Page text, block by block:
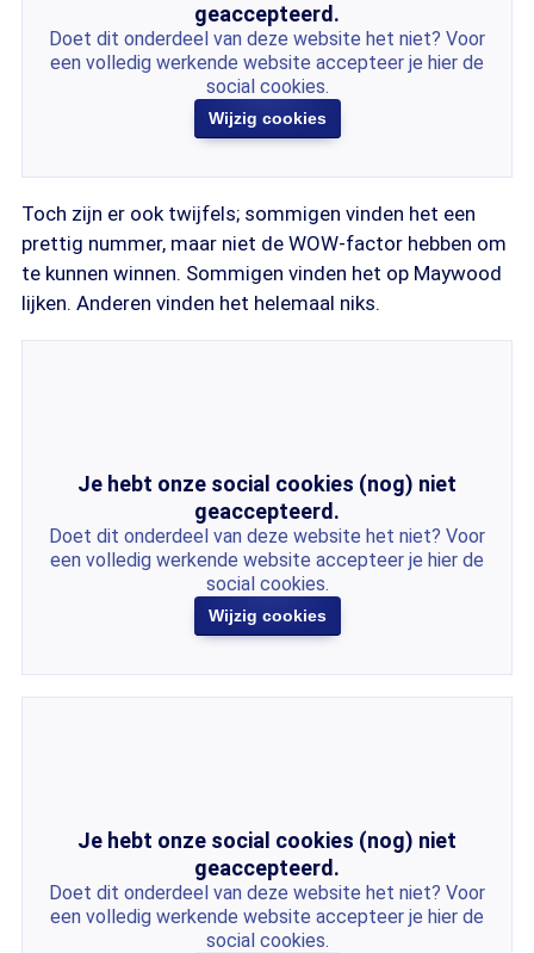
geaccepteerd.
Doet dit onderdeel van deze website het niet? Voor
een volledig werkende website accepteer je hier de
social cookies.
Wijzig cookies
Toch zijn er ook twijfels; sommigen vinden het een
prettig nummer, maar niet de WOW-factor hebben om
te kunnen winnen. Sommigen vinden het op Maywood
lijken. Anderen vinden het helemaal niks.
Je hebt onze social cookies (nog) niet
geaccepteerd.
Doet dit onderdeel van deze website het niet? Voor
een volledig werkende website accepteer je hier de
social cookies.
Wijzig cookies
Je hebt onze social cookies (nog) niet
geaccepteerd.
Doet dit onderdeel van deze website het niet? Voor
een volledig werkende website accepteer je hier de
social cookies.